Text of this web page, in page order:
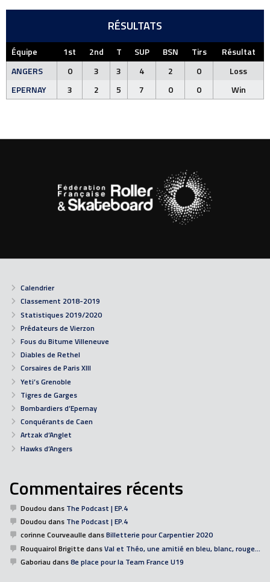
RÉSULTATS
Équipe 1st 2nd T SUP BSN Tirs
Résultat
ANGERS
0 3 3 4 2 0
Loss
EPERNAY
3 2 5 7 0 0 Win
Calendrier
Classement 2018-2019
Statistiques 2019/2020
Prédateurs de Vierzon
Fous du Bitume Villeneuve
Diables de Rethel
Corsaires de Paris XIII
Yeti’s Grenoble
Tigres de Garges
Bombardiers d’Epernay
Conquérants de Caen
Artzak d’Anglet
Hawks d’Angers
Commentaires récents
Doudou dans The Podcast | EP.4
Doudou dans The Podcast | EP.4
corinne CourveaulledansBilletterie pour Carpentier 2020
Rouquairol BrigittedansVal et Théo, une amitié en bleu, blanc, rouge…
Gaboriau dans8e place pour la Team France U19